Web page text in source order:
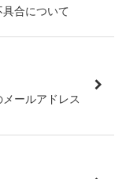
合について
ールアドレス